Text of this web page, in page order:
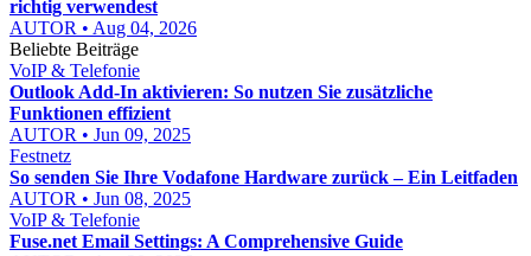
richtig verwendest
AUTOR • Aug 04, 2026
Beliebte Beiträge
VoIP & Telefonie
Outlook Add-In aktivieren: So nutzen Sie zusätzliche
Funktionen effizient
AUTOR • Jun 09, 2025
Festnetz
So senden Sie Ihre Vodafone Hardware zurück – Ein Leitfaden
AUTOR • Jun 08, 2025
VoIP & Telefonie
Fuse.net Email Settings: A Comprehensive Guide